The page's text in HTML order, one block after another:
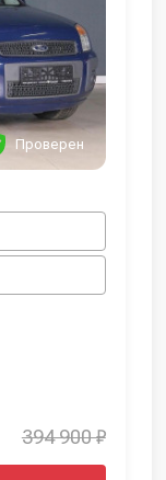
Проверен
394 900 ₽